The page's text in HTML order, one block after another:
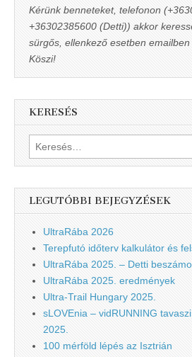
Kérünk benneteket, telefonon
+36302385600 (Detti)) akkor
sürgős, ellenkező esetben emailben
Köszi!
KERESÉS
Keresés:
LEGUTÓBBI BEJEGYZÉSEK
UltraRába 2026
Terepfutó időterv kalkulátor és
UltraRába 2025. – Detti
UltraRába 2025. eredmények
Ultra-Trail Hungary 2025.
sLOVEnia – vidRUNNING
2025.
100 mérföld lépés az Isztrián